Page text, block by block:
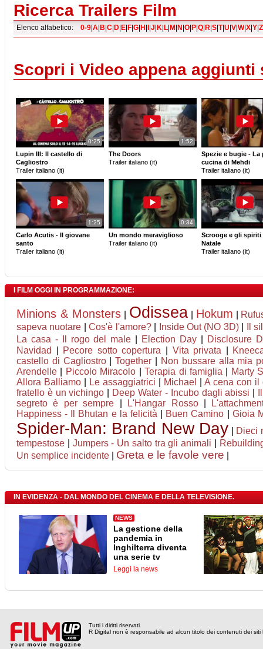
Ricerca Trailers Film
Elenco alfabetico: 0-9|A|B|C|D|E|F|G|H|I|J|K|L|M|N|O|P|Q|R|S|T|U|V|W|X|Y|Z
Scopri i Video appena aggiunti
0:25
Lupin III: Il castello di
Cagliostro
Trailer italiano (it)
1:52
The Doors
Trailer italiano (it)
Spezie e bugie - La
cucina di Mehdi
Trailer italiano (it)
1:25
Carlo Acutis - Il giovane
santo
Trailer italiano (it)
0:34
Un mondo meraviglioso
Trailer italiano (it)
Scrooge e gli spiriti
Natale
Trailer italiano (it)
I FILM OGGI IN PROGRAMMAZIONE:
Minions & Monsters| Odissea| Hokum
sapeva nuotare |Cos'è l'amore?| Inside Out (NO 3D)|
Il
La casa - Il rogo del male
Election Day
Disclosure
Navidad
Pecore sotto copertura Vita privata
castello di Cagliostro|Together
Non bussare alla mia
Arendelle
Piccolo Miracolo |Terapia di famiglia
Marty
Allora Balliamo
Le assaggiatrici Michael
A cena con il
fratello è un vichingo
Deep Water - Incubo dagli abissi
segreto è per sempre
L'Hangar Rosso|
Happiness - Il Bhutan e la felicità
Buen Camino Gioia
Spider-Man: Brand New Day
Dieci
tempestose
Jumpers - Un salto tra gli animali
Un semplice incidente
Greta e le favole vere
IN EVIDENZA - DAL MONDO DEL CINEMA E DELLA TELEVISIONE.
NEWS
La gestione della
pandemia in
Inghilterra diventa
una serie tv
Leggi la news
Tutti i diritti riservati
R Digital non è responsabile ad alcun titolo dei contenuti dei siti